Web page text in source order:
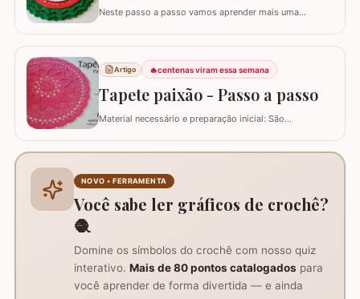
Neste passo a passo vamos aprender mais uma
acabamento remete imediatamente ao formato de
natal :)…
Artigo 🔥centenas viram essa semana
Tapete paixão - Passo a passo
Material necessário e preparação inicial: São
do trabalho e formação do centro do tapete: Comece
com um anel mágico ou uma argola de 10…
NOVO • FERRAMENTA
Você sabe ler gráficos de crochê?
🧶
Domine os símbolos do crochê com nosso quiz
interativo. Mais de 80 pontos catalogados para
você aprender de forma divertida — e ainda